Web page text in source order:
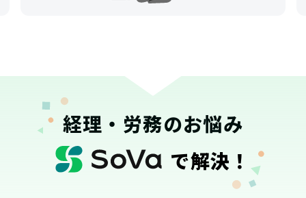
経理・労務のお悩み
で解決！